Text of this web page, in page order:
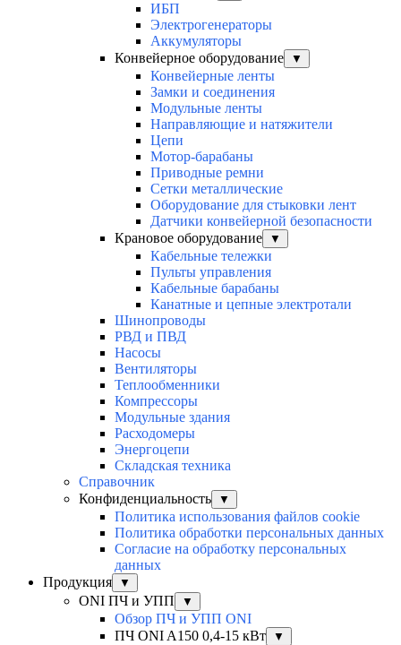
ИБП
Электрогенераторы
Аккумуляторы
Конвейерное оборудование
▼
Конвейерные ленты
Замки и соединения
Модульные ленты
Направляющие и натяжители
Цепи
Мотор-барабаны
Приводные ремни
Сетки металлические
Оборудование для стыковки лент
Датчики конвейерной безопасности
Крановое оборудование
▼
Кабельные тележки
Пульты управления
Кабельные барабаны
Канатные и цепные электротали
Шинопроводы
РВД и ПВД
Насосы
Вентиляторы
Теплообменники
Компрессоры
Модульные здания
Расходомеры
Энергоцепи
Складская техника
Справочник
Конфиденциальность
▼
Политика использования файлов cookie
Политика обработки персональных данных
Согласие на обработку персональных
данных
Продукция
▼
ONI ПЧ и УПП ▼
Обзор ПЧ и УПП ONI
ПЧ ONI A150 0,4-15 кВт
▼